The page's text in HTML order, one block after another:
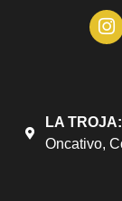
LA TROJA:
Oncativo,